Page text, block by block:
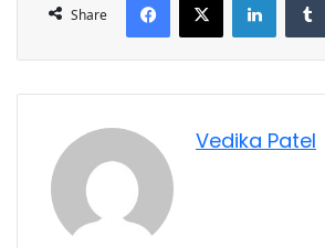
Share
Vedika Patel